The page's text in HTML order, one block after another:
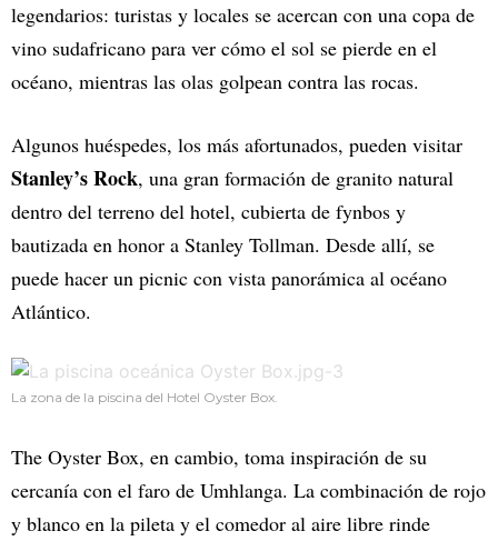
legendarios: turistas y locales se acercan con una copa de
vino sudafricano para ver cómo el sol se pierde en el
océano, mientras las olas golpean contra las rocas.
Algunos huéspedes, los más afortunados, pueden visitar
Stanley’s Rock, una gran formación de granito natural
dentro del terreno del hotel, cubierta de fynbos y
bautizada en honor a Stanley Tollman. Desde allí, se
puede hacer un picnic con vista panorámica al océano
Atlántico.
La zona de la piscina del Hotel Oyster Box.
The Oyster Box, en cambio, toma inspiración de su
cercanía con el faro de Umhlanga. La combinación de rojo
y blanco en la pileta y el comedor al aire libre rinde